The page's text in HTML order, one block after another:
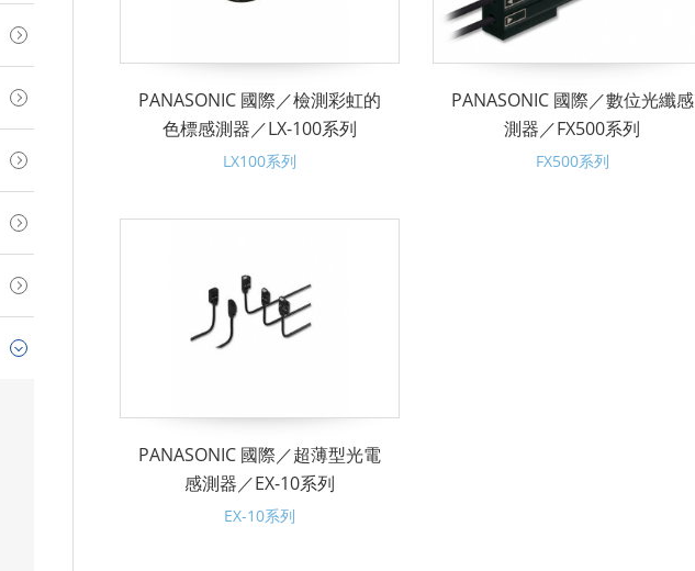
PANASONIC 國際／檢測彩虹的
色標感測器／LX-100系列
LX100系列
PANASONIC 國際／數位光纖感
測器／FX500系列
FX500系列
PANASONIC 國際／超薄型光電
感測器／EX-10系列
EX-10系列